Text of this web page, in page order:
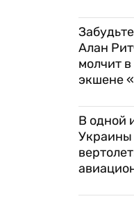
Алан
молчит
экшене
В одной
Украины